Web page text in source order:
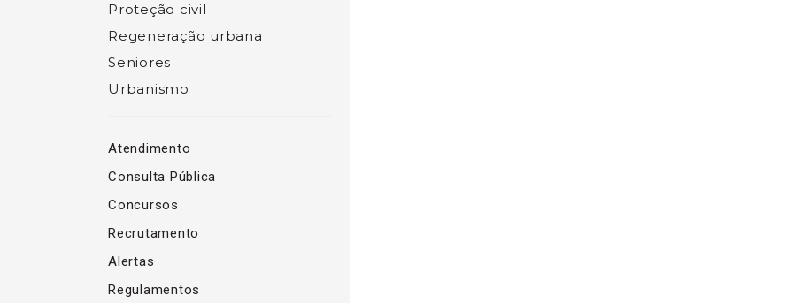
Proteção civil
Regeneração urbana
Seniores
Urbanismo
Atendimento
Consulta Pública
Concursos
Recrutamento
Alertas
Regulamentos